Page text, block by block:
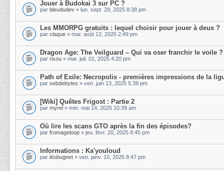
Jouer à Budokai 3 sur PC ?
par bleududev » lun. sept. 29, 2025 8:38 pm
Les MMORPG gratuits : lequel choisir pour jouer à deux ?
par claque » mar. août 12, 2025 2:49 pm
Dragon Age: The Veilguard – Qui va oser franchir le voile ?
par rixou » mar. juil. 01, 2025 4:20 pm
Path of Exile: Necropolis - premières impressions de la
par sebdebytes » ven. juin 13, 2025 5:39 pm
[Wiki] Quêtes Frigost : Partie 2
par myrel » mer. mai 14, 2025 10:39 am
Où lire les scans GTO après la fin des épisodes?
par fromageloop » jeu. févr. 20, 2025 8:45 pm
Informations : Ka'youloud
par léobugnet » ven. janv. 10, 2025 8:47 pm